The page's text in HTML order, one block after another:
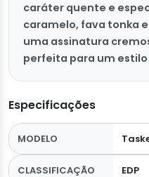
caráter quente e
caramelo, fava tonka
uma assinatura
perfeita para um
Especificações
MODELO
CLASSIFICAÇÃO EDP